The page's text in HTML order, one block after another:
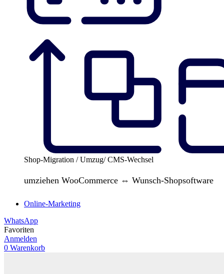
Shop-Migration / Umzug/ CMS-Wechsel
umziehen WooCommerce ⇔ Wunsch-Shopsoftware
Online-Marketing
WhatsApp
Favoriten
Anmelden
0 Warenkorb